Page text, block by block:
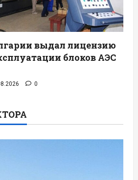
выдал лицензию
блоков АЭС
0